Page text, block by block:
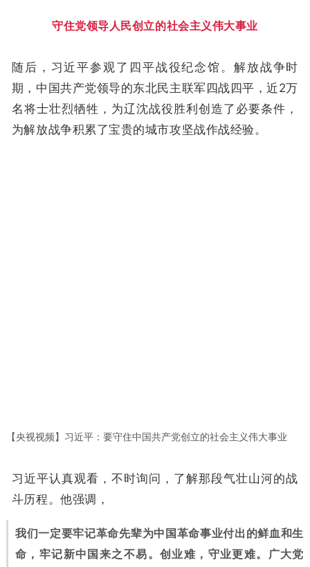
守住党领导人民创立的社会主义伟大事业
随后，习近平参观了四平战役纪念馆。解放战争时
期，中国共产党领导的东北民主联军四战四平，近2万
名将士壮烈牺牲，为辽沈战役胜利创造了必要条件，
为解放战争积累了宝贵的城市攻坚战作战经验。
【央视视频】习近平：要守住中国共产党创立的社会主义伟大事业
习近平认真观看，不时询问，了解那段气壮山河的战
斗历程。他强调，
我们一定要牢记革命先辈为中国革命事业付出的鲜血和生
命，牢记新中国来之不易。创业难，守业更难。广大党